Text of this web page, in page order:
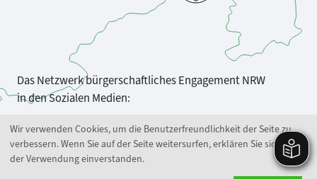
Das Netzwerk bürgerschaftliches Engagement NRW
in den Sozialen Medien:
Wir verwenden Cookies, um die Benutzerfreundlichkeit der Seite zu
verbessern. Wenn Sie auf der Seite weitersurfen, erklären Sie sich mit
der Verwendung einverstanden.